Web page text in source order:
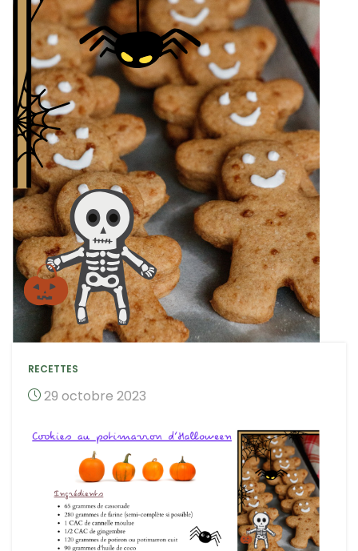
RECETTES
29 octobre 2023